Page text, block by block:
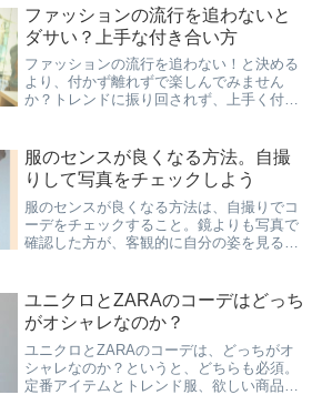
で素敵に変えることができますよ！
ファッションの流行を追わないと
ダサい？上手な付き合い方
ファッションの流行を追わない！と決める
より、付かず離れずで楽しんでみません
か？トレンドに振り回されず、上手く付き
なので、着こなし方や小物使いで、今っぽ
さを取り入れましょう♪
服のセンスが良くなる方法。自撮
りして写真をチェックしよう
服のセンスが良くなる方法は、自撮りでコ
ーデをチェックすること。鏡よりも写真で
確認した方が、客観的に自分の姿を見るこ
する。似合うものも解るようになって、お
しゃれになれます。
ユニクロとZARAのコーデはどっち
がオシャレなのか？
ユニクロとZARAのコーデは、どっちがオ
シャレなのか？というと、どちらも必須。
定番アイテムとトレンド服、欲しい商品に